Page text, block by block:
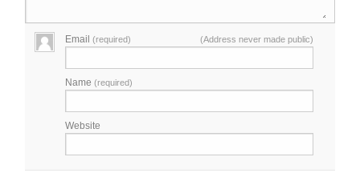
Email(required) (Address never made public)
Name(required)
Website